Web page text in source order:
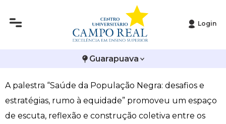
Login
Guarapuava
Palestra debate equidade na saúde da população
A palestra “Saúde da População Negra: desafios e
estratégias, rumo à equidade” promoveu um espaço
de escuta, reflexão e construção coletiva entre os
Infraestrutura
Editais
Arquitetura e Urbanismo
Biomedicina
Ciências Contábeis
Vestibular de Inverno
Vestibular de Medicina
2ª Via de Boleto
Atestado de Matrícula
Atividades Complementares e Sociais
Biblioteca
Avalie a Campo Real
Bolsas e Incentivos
CPA
COLAP